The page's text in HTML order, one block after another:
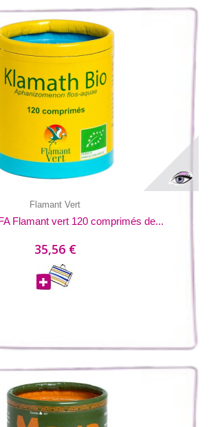
Flamant Vert
Flamant vert 120 comprimés de...
35,56 €